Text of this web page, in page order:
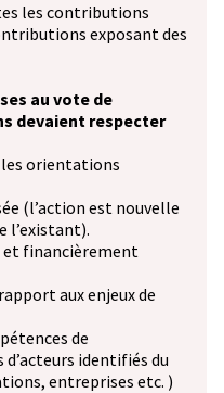
les contributions
exposant des
au vote de
devaient respecter
les orientations
(l’action est nouvelle
l’existant).
et financièrement
aux enjeux de
de
identifiés du
entreprises etc. )